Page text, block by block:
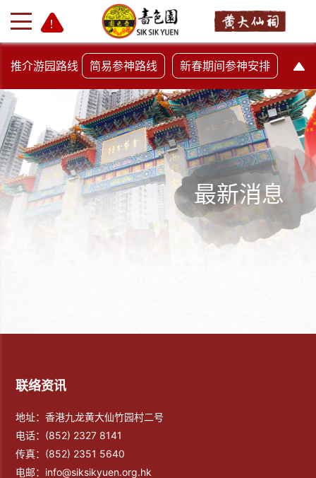
+ -
推介游园路线 简易参神路线 新春期间参神安排
最新消息
联络资讯
地址：香港九龙黄大仙竹园村二号
电话： (852) 2327 8141
传真： (852) 2351 5640
电邮： info@siksikyuen.org.hk